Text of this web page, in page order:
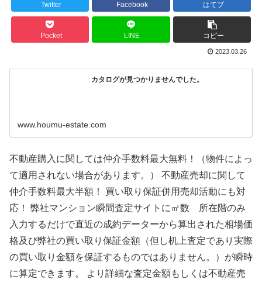
Twitter Facebook はてブ
Pocket LINE コピー
2023.03.26
カタログが見つかりませんでした。
www.houmu-estate.com
不動産購入に関しては仲介手数料最大無料！（物件によっ
て適用されない場合があります。） 不動産売却に関して
仲介手数料最大半額！ 買い取り保証併用売却活動にも対
応！ 弊社マンション瞬間査定サイトに㎡数 所在階のみ
入力するだけで直近の成約データーから算出された相場価
格及び弊社の買い取り保証金額（但し机上査定であり実際
の買い取り金額を保証するものではありません。）が瞬時
に算定できます。 より詳細な査定金額もしくは不動産売